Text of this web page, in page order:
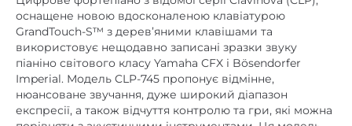
використовує нещодавно записані зразки звуку
піаніно світового класу Yamaha CFX і Bösendorfer
Imperial. Модель CLP-745 пропонує відмінне,
нюансоване звучання, дуже широкий діапазон
експресії, а також відчуття контролю та гри, які можна
порівняти з акустичними інструментами. Ця модель,
оснащена звуковою системою високого класу, стане
ідеальним вибором не тільки для тих, хто тільки